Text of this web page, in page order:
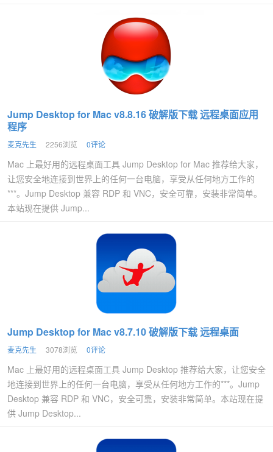
Jump Desktop for Mac v8.8.16 破解版下载 远程桌面应用
程序
麦克先生 2256浏览 0评论
Mac 上最好用的远程桌面工具 Jump Desktop for Mac 推荐给大家，
让您安全地连接到世界上的任何一台电脑，享受从任何地方工作的
***。Jump Desktop 兼容 RDP 和 VNC，安全可靠，安装非常简单。
本站现在提供 Jump...
Jump Desktop for Mac v8.7.10 破解版下载 远程桌面
麦克先生 3078浏览 0评论
Mac 上最好用的远程桌面工具 Jump Desktop 推荐给大家，让您安全
地连接到世界上的任何一台电脑，享受从任何地方工作的***。Jump
Desktop 兼容 RDP 和 VNC，安全可靠，安装非常简单。本站现在提
供 Jump Desktop...